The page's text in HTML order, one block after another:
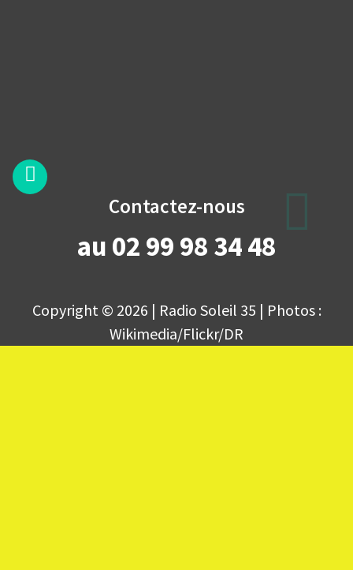
Contactez-nous
au 02 99 98 34 48
Copyright © 2026 | Radio Soleil 35 | Photos :
Wikimedia/Flickr/DR